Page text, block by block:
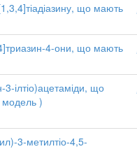
що мають
4-они, що мають
ілтіо)ацетаміди, що
модель )
3-метилтіо-4,5-